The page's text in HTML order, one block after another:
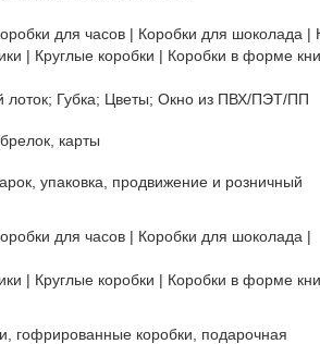
для часов | Коробки для шоколада |
| Круглые коробки | Коробки в форме
лоток; Губка; Цветы; Окно из ПВХ/ПЭТ/ПП
карты
упаковка, продвижение и розничный
для часов | Коробки для шоколада |
| Круглые коробки | Коробки в форме
гофрированные коробки, подарочная